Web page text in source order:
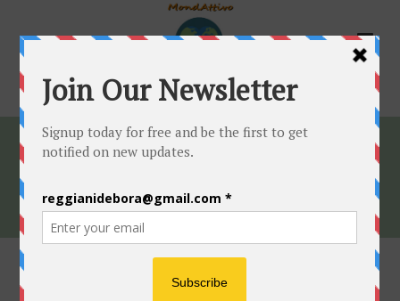
HOME»PROGETTI»VIA DIALOGO
VIA DIALOGO